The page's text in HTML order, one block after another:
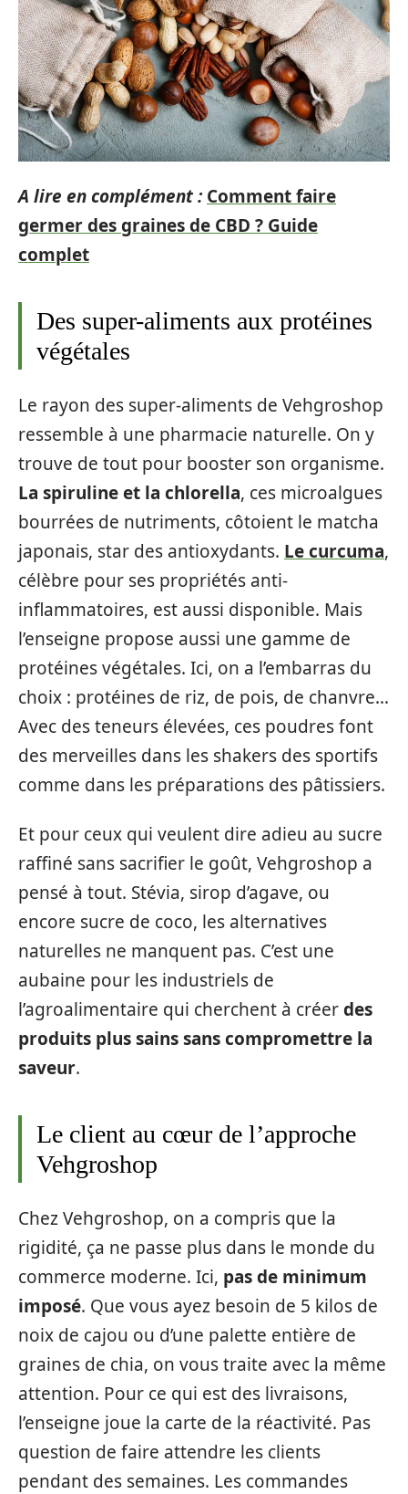
A lire en complément : Comment faire
germer des graines de CBD ? Guide
complet
Des super-aliments aux protéines
végétales
Le rayon des super-aliments de Vehgroshop
ressemble à une pharmacie naturelle. On y
trouve de tout pour booster son organisme.
La spiruline et la chlorella, ces microalgues
bourrées de nutriments, côtoient le matcha
japonais, star des antioxydants. Le curcuma,
célèbre pour ses propriétés anti-
inflammatoires, est aussi disponible. Mais
l’enseigne propose aussi une gamme de
protéines végétales. Ici, on a l’embarras du
choix : protéines de riz, de pois, de chanvre…
Avec des teneurs élevées, ces poudres font
des merveilles dans les shakers des sportifs
comme dans les préparations des pâtissiers.
Et pour ceux qui veulent dire adieu au sucre
raffiné sans sacrifier le goût, Vehgroshop a
pensé à tout. Stévia, sirop d’agave, ou
encore sucre de coco, les alternatives
naturelles ne manquent pas. C’est une
aubaine pour les industriels de
l’agroalimentaire qui cherchent à créerdes
produits plus sains sans compromettre la
saveur.
Le client au cœur de l’approche
Vehgroshop
Chez Vehgroshop, on a compris que la
rigidité, ça ne passe plus dans le monde du
commerce moderne. Ici, pas de minimum
imposé. Que vous ayez besoin de 5 kilos de
noix de cajou ou d’une palette entière de
graines de chia, on vous traite avec la même
attention. Pour ce qui est des livraisons,
l’enseigne joue la carte de la réactivité. Pas
question de faire attendre les clients
pendant des semaines. Les commandes